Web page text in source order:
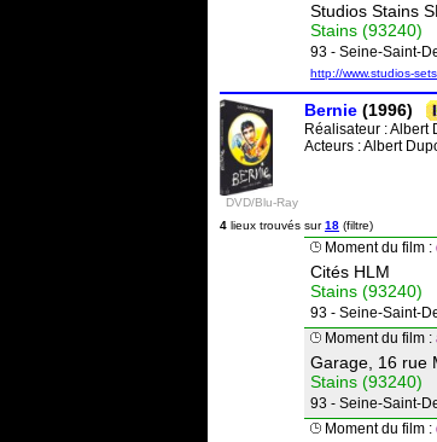
Studios Stains
Stains (93240)
93 - Seine-Saint-
http://www.studios-
DVD/Blu-Ray
Bernie (1996)
Réalisateur :Albert
Acteurs : Albert
4 lieux trouvés sur18 (filtre)
Moment du film :
Cités HLM
Stains (93240)
93 - Seine-Saint-
Moment du film :
Garage, 16 rue
Stains (93240)
93 - Seine-Saint-
Moment du film :